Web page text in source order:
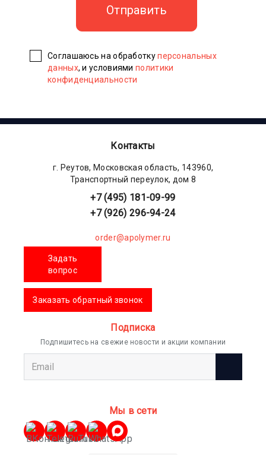
Соглашаюсь на обработкуперсональных
данных, и условиямиполитики
конфиденциальности
Контакты
г. Реутов, Московская область, 143960,
Транспортный переулок, дом 8
+7 (495) 181-09-99
+7 (926) 296-94-24
order@apolymer.ru
Задать
вопрос
Заказать обратный звонок
Подписка
Подпишитесь на свежие новости и акции компании
Мы в сети